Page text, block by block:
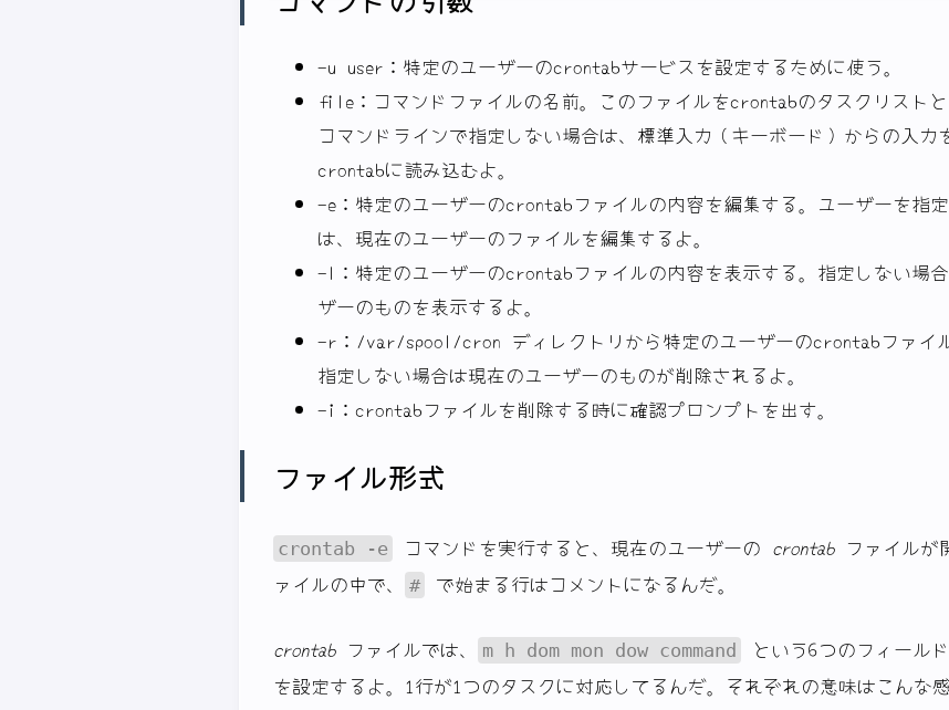
-u user：特定のユーザーのcrontabサービスを設定するために使う。
file：コマンドファイルの名前。このファイルをcrontabのタスクリストと
コマンドラインで指定しない場合は、標準入力（キーボード）からの入力
crontabに読み込むよ。
-e：特定のユーザーのcrontabファイルの内容を編集する。ユーザーを指
は、現在のユーザーのファイルを編集するよ。
-l：特定のユーザーのcrontabファイルの内容を表示する。指定しない場
ザーのものを表示するよ。
-r：/var/spool/cron ディレクトリから特定のユーザーのcrontabファイル
指定しない場合は現在のユーザーのものが削除されるよ。
-i：crontabファイルを削除する時に確認プロンプトを出す。
ファイル形式
crontab -e コマンドを実行すると、現在のユーザーの crontabファイルが
ァイルの中で、
# で始まる行はコメントになるんだ。
crontabファイルでは、 m h dom mon dow command
という6つのフィール
を設定するよ。1行が1つのタスクに対応してるんだ。それぞれの意味はこんな